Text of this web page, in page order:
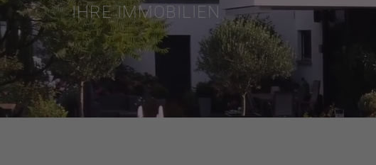
IHRE IMMOBILIEN